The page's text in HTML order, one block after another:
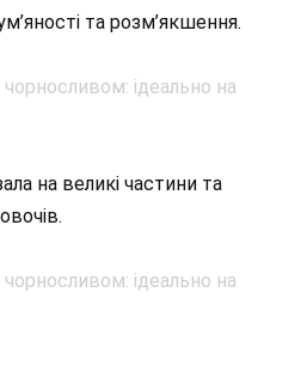
та розм’якшення.
на великі частини та